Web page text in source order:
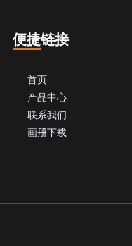
便捷链接
首页
产品中心
联系我们
画册下载